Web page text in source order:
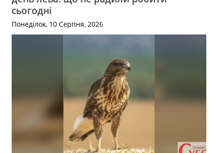
сьогодні
Понеділок, 10 Серпня, 2026